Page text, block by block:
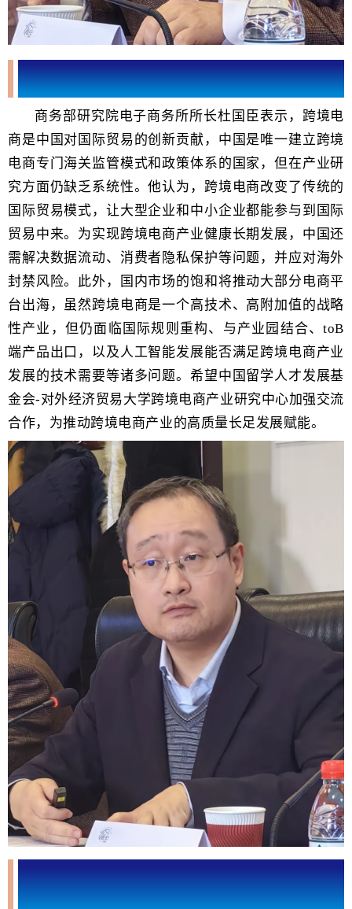
商务部研究院电子商务所所长杜国臣发表题为《数字贸易
新格局下的跨境电商发展机遇》的主题演讲
商务部研究院电子商务所所长杜国臣 表示，跨境电
商是中国对国际贸易的创新贡献，中国是唯一建立跨境
电商专门海关监管模式和政策体系的国家，但在产业研
究方面仍缺乏系统性。他认为，跨境电商改变了传统的
国际贸易模式，让大型企业和中小企业都能参与到国际
贸易中来。为实现跨境电商产业健康长期发展，中国还
需解决数据流动、消费者隐私保护等问题，并应对海外
封禁风险。此外，国内市场的饱和将推动大部分电商平
台出海，虽然跨境电商是一个高技术、高附加值的战略
性产业，但仍面临国际规则重构、与产业园结合、toB
端产品出口，以及人工智能发展能否满足跨境电商产业
发展的技术需要等诸多问题。希望中国留学人才发展基
金会-对外经济贸易大学跨境电商产业研究中心加强交流
合作，为推动跨境电商产业的高质量长足发展赋能。